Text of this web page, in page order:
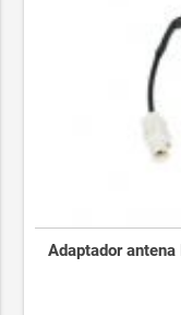
Adaptador